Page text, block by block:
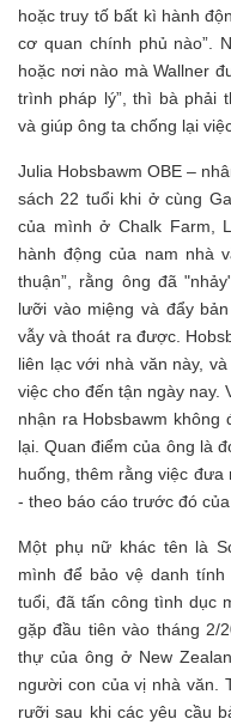
hoặc truy tố bất kì hành
cơ quan chính phủ nào”.
hoặc nơi nào mà Wallner
trình pháp lý”, thì bà phải
và giúp ông ta chống lại
Julia Hobsbawm OBE –
sách 22 tuổi khi ở cùng
của mình ở Chalk Farm,
hành động của nam nhà
thuận”, rằng ông đã
lưỡi vào miệng và đẩy
vẫy và thoát ra được.
liên lạc với nhà văn này,
việc cho đến tận ngày nay.
nhận ra Hobsbawm
lại. Quan điểm của ông là
huống, thêm rằng việc
- theo báo cáo trước đó
Một phụ nữ khác tên là
mình để bảo vệ danh
tuổi, đã tấn công tình dục
gặp đầu tiên vào tháng 2/
thự của ông ở New
người con của vị nhà văn.
rưỡi sau khi các yêu cầu